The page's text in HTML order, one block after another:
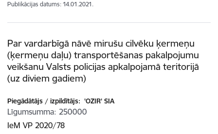
Publikācijas datums: 14.01.2021.
Par vardarbīgā nāvē mirušu cilvēku ķermeņu
(ķermeņu daļu) transportēšanas pakalpojumu
veikšanu Valsts policijas apkalpojamā teritorijā
(uz diviem gadiem)
Piegādātājs / izpildītājs: 'OZIR' SIA
Līgumsumma 250000
IeM VP 2020/78